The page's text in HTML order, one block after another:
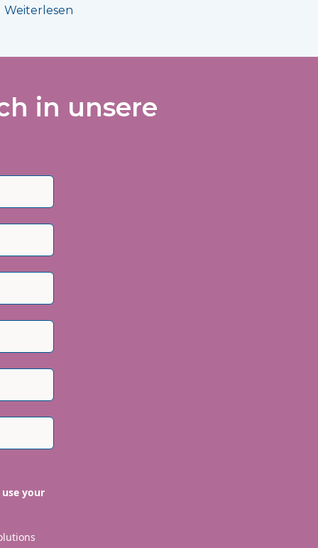
Weiterlesen
in unsere
your